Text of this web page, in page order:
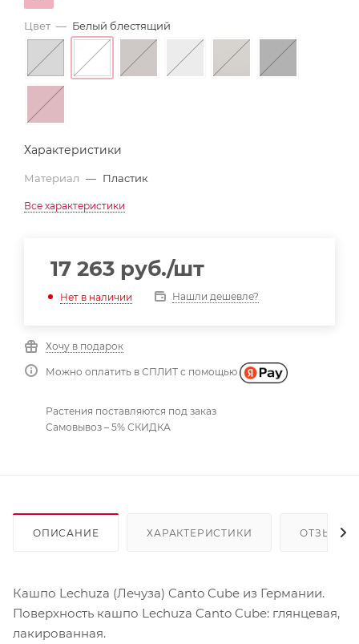
Цвет — Белый блестящий
Характеристики
Материал — Пластик
Все характеристики
17 263 руб./шт
Нет в наличии Нашли дешевле?
Хочу в подарок
Можно оплатить в СПЛИТ с помощью
Растения поставляются под заказ
Самовывоз – 5% СКИДКА
ОПИСАНИЕ ХАРАКТЕРИСТИКИ ОТЗЫВЫ
Кашпо Lechuza (Лечуза) Canto Cube из Германии.
Поверхность кашпо Lechuza Canto Cube: глянцевая,
лакированная.